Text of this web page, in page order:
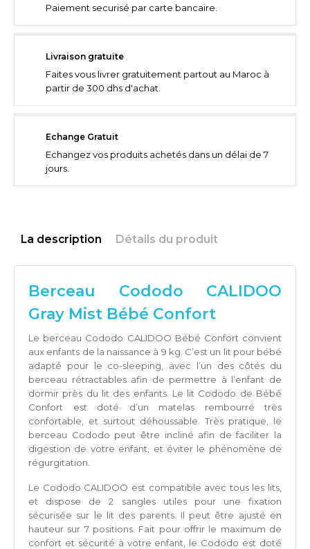
Paiement securisé par carte bancaire.
Livraison gratuite
Faites vous livrer gratuitement partout au Maroc à
partir de 300 dhs d'achat.
Echange Gratuit
Echangez vos produits achetés dans un délai de 7
jours.
La description Détails du produit
Berceau Cododo CALIDOO
Gray Mist Bébé Confort
Le berceau Cododo CALIDOO Bébé Confort convient
aux enfants de la naissance à 9 kg. C’est un lit pour bébé
adapté pour le co-sleeping, avec l’un des côtés du
berceau rétractables afin de permettre à l’enfant de
dormir près du lit des enfants. Le lit Cododo de Bébé
Confort est doté d’un matelas rembourré très
confortable, et surtout déhoussable. Très pratique, le
berceau Cododo peut être incliné afin de faciliter la
digestion de votre enfant, et éviter le phénomène de
régurgitation.
Le Cododo CALIDOO est compatible avec tous les lits,
et dispose de 2 sangles utiles pour une fixation
sécurisée sur le lit des parents. Il peut être ajusté en
hauteur sur 7 positions. Fait pour offrir le maximum de
confort et sécurité à votre enfant, le Cododo est doté